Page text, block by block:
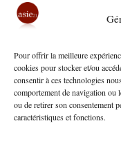
Pour offrir la meilleure
cookies pour stocker et/ou
consentir à ces technologies
comportement de navigation ou
ou de retirer son consentement
caractéristiques et fonctions.
Finaldées EURL
Siège social : 13
Nous contacter